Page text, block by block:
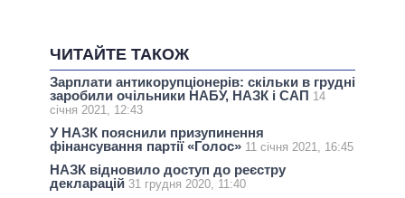
ЧИТАЙТЕ ТАКОЖ
Зарплати антикорупціонерів: скільки в грудні
заробили очільники НАБУ, НАЗК і САП 14
січня 2021, 12:43
У НАЗК пояснили призупинення
фінансування партії «Голос» 11 січня 2021, 16:45
НАЗК відновило доступ до реєстру
декларацій 31 грудня 2020, 11:40